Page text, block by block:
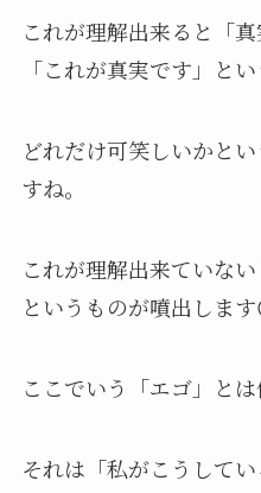
これが理解出来ると「
「これが真実です」と
どれだけ可笑しいかと
すね。
これが理解出来ていな
というものが噴出しま
ここでいう「エゴ」と
それは「私がこうして